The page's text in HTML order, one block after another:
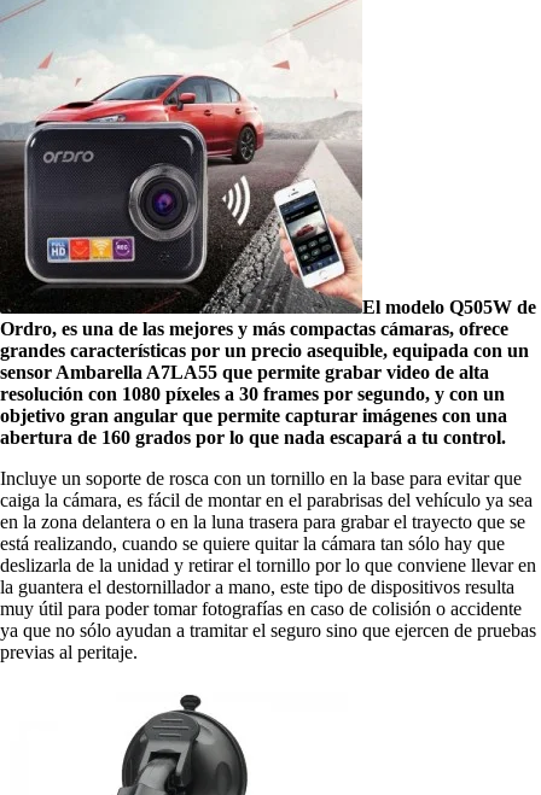
El modelo Q505W de
Ordro, es una de las mejores y más compactas cámaras, ofrece
grandes características por un precio asequible, equipada con un
sensor Ambarella A7LA55 que permite grabar video de alta
resolución con 1080 píxeles a 30 frames por segundo, y con un
objetivo gran angular que permite capturar imágenes con una
abertura de 160 grados por lo que nada escapará a tu control.
Incluye un soporte de rosca con un tornillo en la base para evitar que
caiga la cámara, es fácil de montar en el parabrisas del vehículo ya sea
en la zona delantera o en la luna trasera para grabar el trayecto que se
está realizando, cuando se quiere quitar la cámara tan sólo hay que
deslizarla de la unidad y retirar el tornillo por lo que conviene llevar en
la guantera el destornillador a mano, este tipo de dispositivos resulta
muy útil para poder tomar fotografías en caso de colisión o accidente
ya que no sólo ayudan a tramitar el seguro sino que ejercen de pruebas
previas al peritaje.